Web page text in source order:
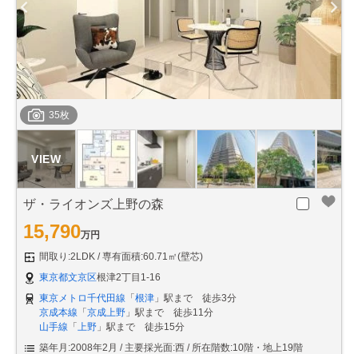
35枚
ザ・ライオンズ上野の森
15,790万円
間取り:2LDK
専有面積:60.71㎡(壁芯)
東京都文京区根津2丁目1-16
東京メトロ千代田線 「 根津 」駅まで 徒歩3分
京成本線 「 京成上野 」駅まで 徒歩11分
山手線 「 上野 」駅まで 徒歩15分
築年月:2008年2月
主要採光面:西 所在階数:10階・地上19階